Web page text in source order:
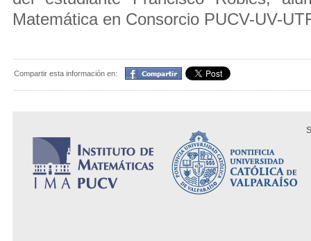
Matemática en Consorcio PUCV-UV-
Compartir esta información en: Compartir